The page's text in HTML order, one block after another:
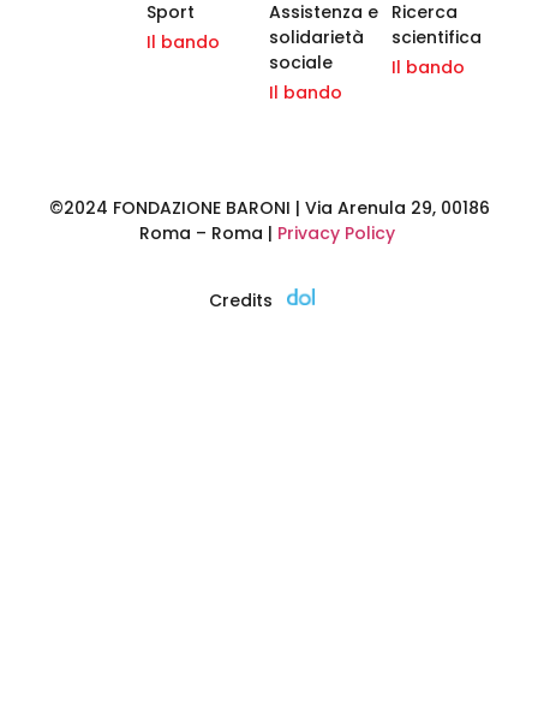
Sport
Il bando
Assistenza e
solidarietà
sociale
Il bando
Ricerca
scientifica
Il bando
©2024 FONDAZIONE BARONI | Via Arenula 29, 00186
Roma – Roma | Privacy Policy
Credits